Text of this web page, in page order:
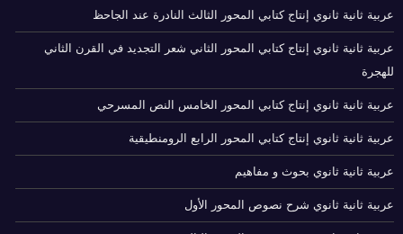
عربية ثانية ثانوي إنتاج كتابي المحور الثالث النادرة عند الجاحظ
عربية ثانية ثانوي إنتاج كتابي المحور الثاني شعر التجديد في القرن الثاني
للهجرة
عربية ثانية ثانوي إنتاج كتابي المحور الخامس النص المسرحي
عربية ثانية ثانوي إنتاج كتابي المحور الرابع الرومنطيقية
عربية ثانية ثانوي بحوث و مفاهيم
عربية ثانية ثانوي شرح نصوص المحور الأول